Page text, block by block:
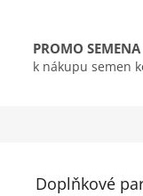
PROMO SEMENA
k nákupu semen
Doplňkové